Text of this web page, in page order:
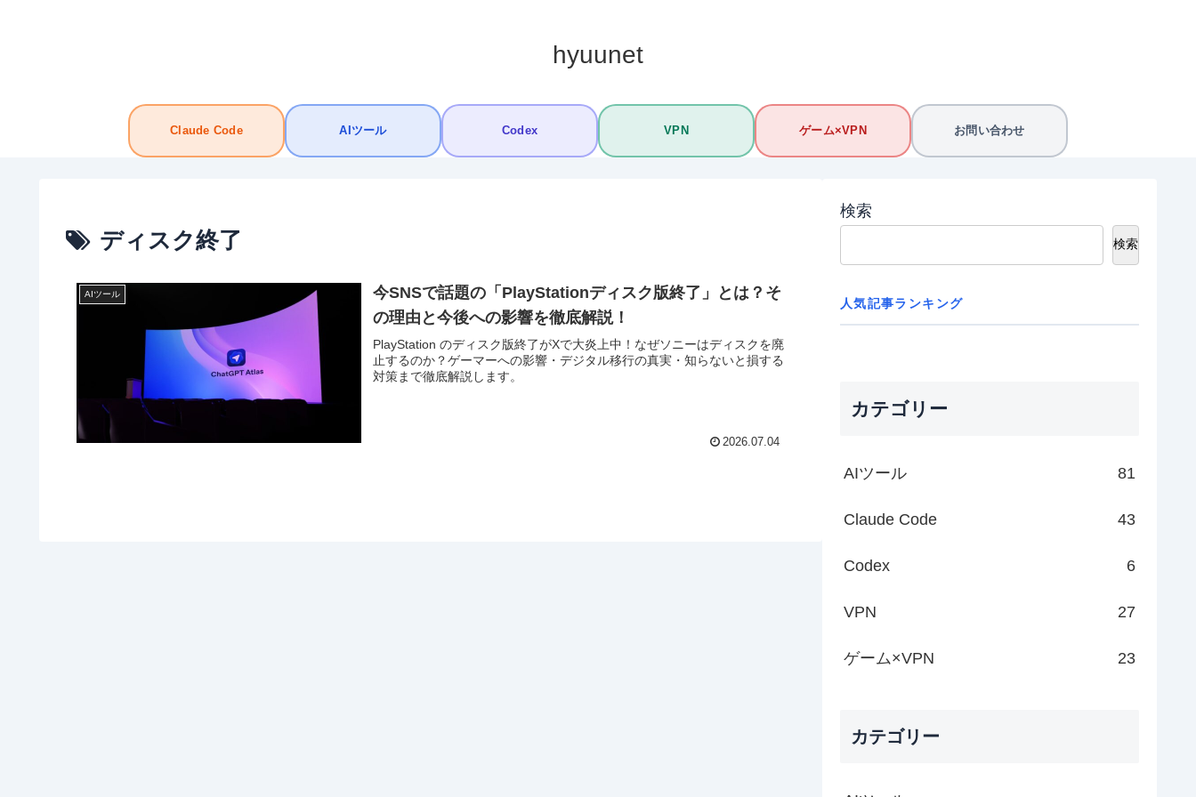
hyuunet
Claude Code AIツール Codex VPN ゲーム×VPN お問い合わせ
ディスク終了
AIツール
今SNSで話題の「PlayStationディスク版終了」とは？そ
の理由と今後への影響を徹底解説！
PlayStation のディスク版終了がXで大炎上中！なぜソニーはディスクを廃
止するのか？ゲーマーへの影響・デジタル移行の真実・知らないと損する
対策まで徹底解説します。
2026.07.04
検索
検索
人気記事ランキング
カテゴリー
AIツール 81
Claude Code 43
Codex 6
VPN 27
ゲーム×VPN 23
カテゴリー